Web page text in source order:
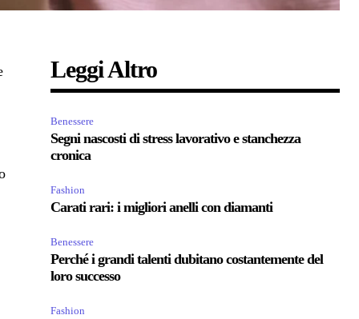
Leggi Altro
Benessere
Segni nascosti di stress lavorativo e stanchezza
cronica
Fashion
Carati rari: i migliori anelli con diamanti
Benessere
Perché i grandi talenti dubitano costantemente del
loro successo
Fashion